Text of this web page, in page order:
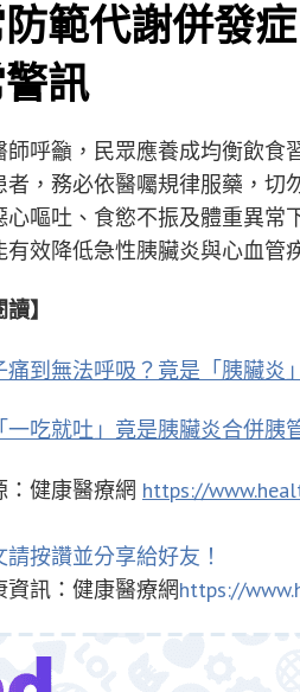
防範代謝併發
訊
師呼籲，民眾應養成均衡飲食
者，務必依醫囑規律服藥，切
心嘔吐、食慾不振及體重異常
有效降低急性胰臟炎與心血管
】
痛到無法呼吸？竟是「胰臟炎
一吃就吐」竟是胰臟炎合併
：健康醫療網 https://
按讚並分享給好友！
資訊：健康醫療網https://